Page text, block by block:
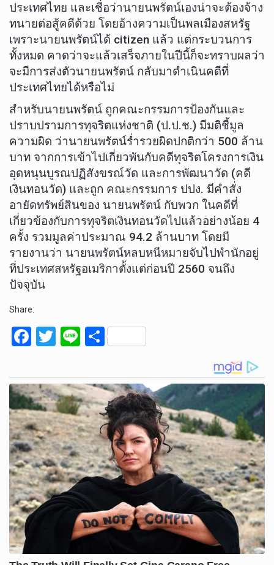
ประเทศไทย และเชื่อว่านายนพรัตน์เองน่าจะต้องจ้าง
ทนายต่อสู้คดีด้วย โดยอ้างความเป็นพลเมืองสหรัฐ
เพราะนายนพรัตน์ได้ citizen แล้ว แต่กระบวนการ
ทั้งหมด คาดว่าจะแล้วเสร็จภายในปีนี้ก็จะทราบผลว่า
จะมีการส่งตัวนายนพรัตน์ กลับมาดำเนินคดีที่
ประเทศไทยได้หรือไม่
สำหรับนายนพรัตน์ ถูกคณะกรรมการป้องกันและ
ปราบปรามการทุจริตแห่งชาติ (ป.ป.ช.) มีมติชี้มูล
ความผิด ว่านายนพรัตน์ร่ำรวยผิดปกติกว่า 500 ล้าน
บาท จากการเข้าไปเกี่ยวพันกับคดีทุจริตโครงการเงิน
อุดหนุนบูรณปฏิสังขรณ์วัด และการพัฒนาวัด (คดี
เงินทอนวัด) และถูก คณะกรรมการ ปปง. มีคำสั่ง
อายัดทรัพย์สินของ นายนพรัตน์ กับพวก ในคดีที่
เกี่ยวข้องกับการทุจริตเงินทอนวัดไปแล้วอย่างน้อย 4
ครั้ง รวมมูลค่าประมาณ 94.2 ล้านบาท โดยมี
รายงานว่า นายนพรัตน์หลบหนีหมายจับไปพำนักอยู่
ที่ประเทศสหรัฐอเมริกาตั้งแต่ก่อนปี 2560 จนถึง
ปัจจุบัน
Share:
F
ce
b
o
o
k
T
tt
er
Li
e
S
ar
e